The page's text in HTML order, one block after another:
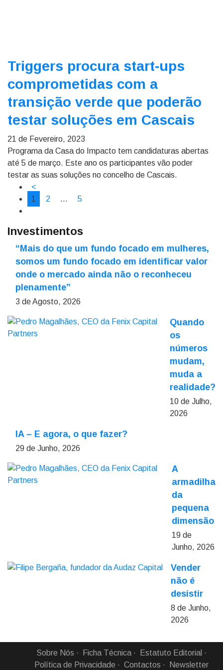
Triggers procura start-ups
comprometidas com a
transição verde que poderão
testar soluções em Cascais
21 de Fevereiro, 2023
Programa da Casa do Impacto tem candidaturas abertas
até 5 de março. Este ano os participantes vão poder
testar as suas soluções no concelho de Cascais.
<
1
2 … 5
Investimentos
“Mais do que um fundo focado em mulheres,
somos um fundo focado em identificar valor
onde o mercado ainda não o reconheceu
plenamente”
3 de Agosto, 2026
Quando
os
números
mudam,
muda a
realidade?
10 de Julho,
2026
IA – E agora, o que fazer?
29 de Junho, 2026
A
armadilha
da
pequena
dimensão
19 de
Junho, 2026
Vender
não é
desistir
8 de Junho,
2026
Sobre Nós Ficha Técnica
Estatuto Editorial
Política de Privacidade
Contactos Newsletter